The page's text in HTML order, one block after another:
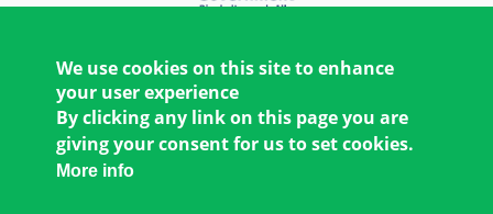
We use cookies on this site to enhance
your user experience
By clicking any link on this page you are
giving your consent for us to set cookies.
More info